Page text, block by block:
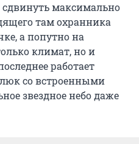
максимально
там охранника
а попутно на
климат, но и
работает
со встроенными
звездное небо даже